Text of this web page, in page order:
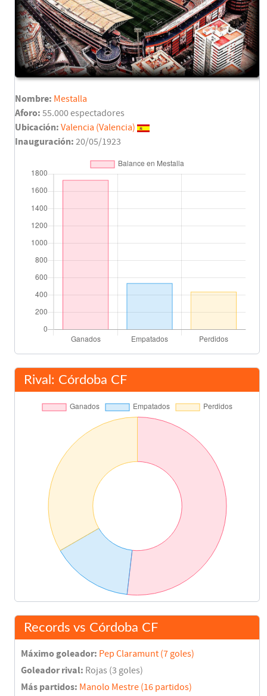
Nombre: Mestalla
Aforo: 55.000 espectadores
Ubicación: Valencia (Valencia)
Inauguración: 20/05/1923
Rival: Córdoba CF
Records vs Córdoba CF
Máximo goleador: Pep Claramunt (7 goles)
Goleador rival: Rojas (3 goles)
Más partidos: Manolo Mestre (16 partidos)